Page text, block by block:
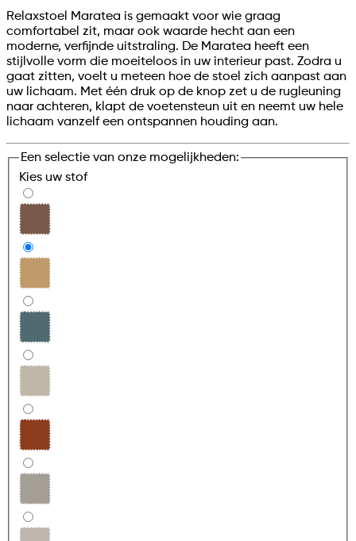
Relaxstoel Maratea is gemaakt voor wie graag
comfortabel zit, maar ook waarde hecht aan een
moderne, verfijnde uitstraling. De Maratea heeft een
stijlvolle vorm die moeiteloos in uw interieur past. Zodra u
gaat zitten, voelt u meteen hoe de stoel zich aanpast aan
uw lichaam. Met één druk op de knop zet u de rugleuning
naar achteren, klapt de voetensteun uit en neemt uw hele
lichaam vanzelf een ontspannen houding aan.
Een selectie van onze mogelijkheden:
Kies uw stof